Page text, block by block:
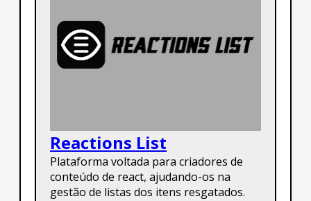
Reactions List
Plataforma voltada para criadores de
conteúdo de react, ajudando-os na
gestão de listas dos itens resgatados.